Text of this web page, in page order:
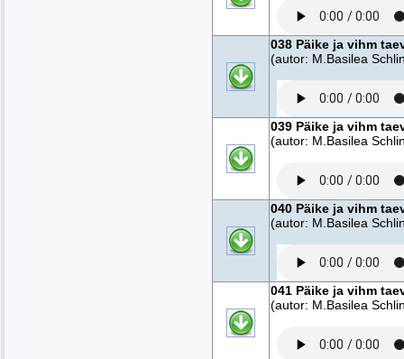
038 Päike ja vihm
(autor: M.Basilea
039 Päike ja vihm
(autor: M.Basilea
040 Päike ja vihm
(autor: M.Basilea
041 Päike ja vihm
(autor: M.Basilea